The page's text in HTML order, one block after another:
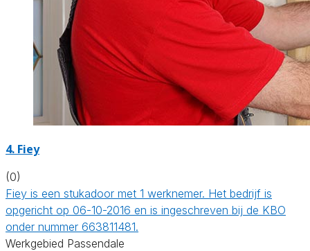
4. Fiey
(0)
Fiey is een stukadoor met 1 werknemer. Het bedrijf is
opgericht op 06-10-2016 en is ingeschreven bij de KBO
onder nummer 663811481.
Werkgebied Passendale